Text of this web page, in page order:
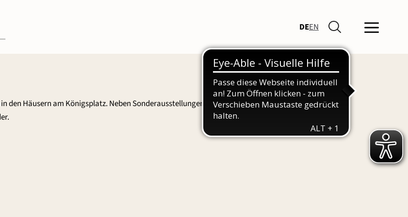
DEEN
den Häusern am Königsplatz. Neben Sonderausstellungen und Führungen finden Sie hier auch